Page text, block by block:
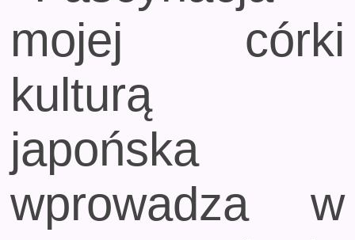
mojej córki
kulturą
japońska
wprowadza w